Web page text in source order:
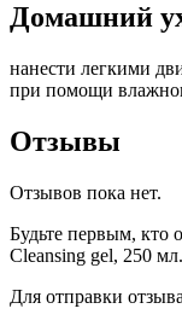
Домашний
нанести легкими
при помощи
Отзывы
Отзывов пока нет.
Будьте первым, кто
Cleansing gel, 250
Для отправки